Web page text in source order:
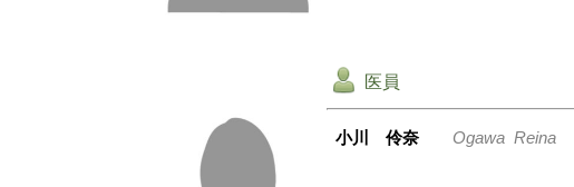
医員
小川 伶奈 Ogawa Reina